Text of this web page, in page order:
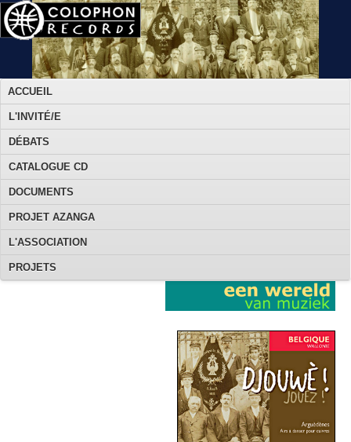
ACCUEIL
L'INVITÉ/E
DÉBATS
CATALOGUE CD
DOCUMENTS
PROJET AZANGA
L'ASSOCIATION
PROJETS